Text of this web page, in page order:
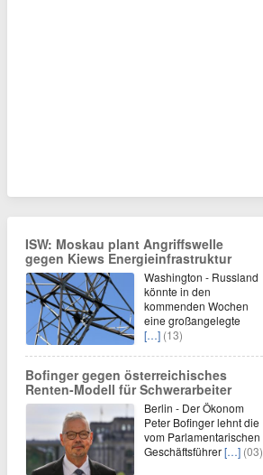
ISW: Moskau plant Angriffswelle
gegen Kiews Energieinfrastruktur
Washington - Russland
könnte in den
kommenden Wochen
eine großangelegte
[…] (13)
Bofinger gegen österreichisches
Renten-Modell für Schwerarbeiter
Berlin - Der Ökonom
Peter Bofinger lehnt die
vom Parlamentarischen
Geschäftsführer[…] (03)